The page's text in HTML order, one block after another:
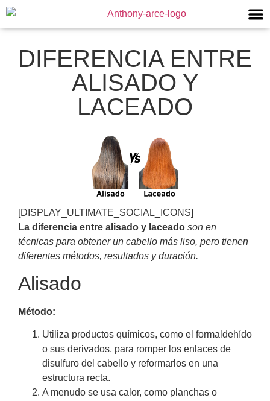
DIFERENCIA ENTRE
ALISADO Y
LACEADO
[DISPLAY_ULTIMATE_SOCIAL_ICONS]
La diferencia entre alisado y laceado son en
técnicas para obtener un cabello más liso, pero tienen
diferentes métodos, resultados y duración.
Alisado
Método:
Utiliza productos químicos, como el formaldehído
o sus derivados, para romper los enlaces de
disulfuro del cabello y reformarlos en una
estructura recta.
A menudo se usa calor, como planchas o